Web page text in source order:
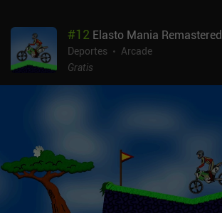
#12 Elasto Mania Remastered
Deportes
Arcade
Gratis